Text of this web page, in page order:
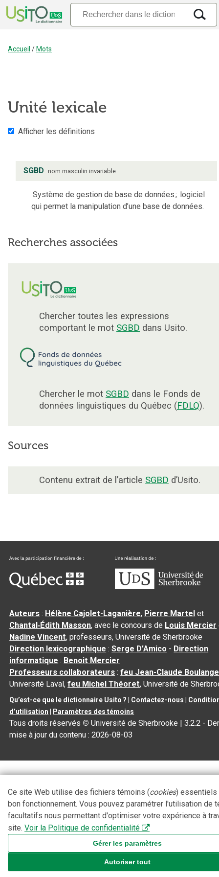
Accueil / Mots
Unité lexicale
Afficher les définitions
SGBD nom masculin invariable
Système de gestion de base de données; logiciel
qui permet la manipulation d’une base de données.
Recherches associées
Chercher toutes les expressions
comportant le mot SGBD dans Usito.
Chercher le mot SGBD dans le Fonds de
données linguistiques du Québec (FDLQ).
Sources
Contenu extrait de l’article SGBD d’Usito.
Auteurs : Hélène Cajolet-Laganière, Pierre Martel et
Chantal‑Édith Masson, avec le concours de Louis Mercier
Nadine Vincent, professeurs, Université de Sherbrooke
Direction lexicographique :Serge D’Amico - Direction
informatique : Benoit Mercier
Professeurs collaborateurs :feu Jean-Claude
Université Laval,feu Michel Théoret, Université de
Qu’est-ce que le dictionnaire Usito ? Contactez-nous
d’utilisation
Paramètres des témoins
Tous droits réservés © Université de Sherbrooke |3.2.2 -
mise à jour du contenu :2026-08-03
Ce site Web utilise des fichiers témoins (cookies) essentiels
bon fonctionnement. Vous pouvez paramétrer l'utilisation de
facultatifs nous permettant d'optimiser votre expérience à
site. Voir la Politique de confidentialité
Gérer les paramètres
Autoriser tout